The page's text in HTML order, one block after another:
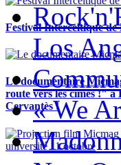
Festival Interceltique
Le documentaire
route vers les cimes !"
Cervantès !
Los
« We